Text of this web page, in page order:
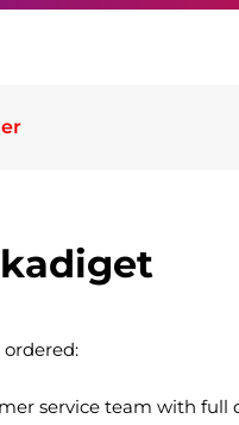
service team with full